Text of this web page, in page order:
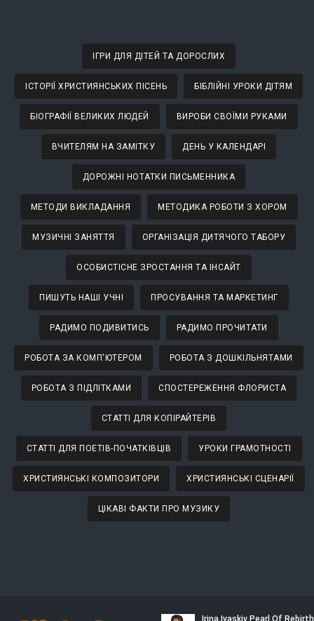
ІГРИ ДЛЯ ДІТЕЙ ТА ДОРОСЛИХ
ІСТОРІЇ ХРИСТИЯНСЬКИХ ПІСЕНЬ БІБЛІЙНІ УРОКИ ДІТЯМ
БІОГРАФІЇ ВЕЛИКИХ ЛЮДЕЙ ВИРОБИ СВОЇМИ РУКАМИ
ВЧИТЕЛЯМ НА ЗАМІТКУ ДЕНЬ У КАЛЕНДАРІ
ДОРОЖНІ НОТАТКИ ПИСЬМЕННИКА
МЕТОДИ ВИКЛАДАННЯ МЕТОДИКА РОБОТИ З ХОРОМ
МУЗИЧНІ ЗАНЯТТЯ ОРГАНІЗАЦІЯ ДИТЯЧОГО ТАБОРУ
ОСОБИСТІСНЕ ЗРОСТАННЯ ТА ІНСАЙТ
ПИШУТЬ НАШІ УЧНІ ПРОСУВАННЯ ТА МАРКЕТИНГ
РАДИМО ПОДИВИТИСЬ РАДИМО ПРОЧИТАТИ
РОБОТА ЗА КОМП'ЮТЕРОМ РОБОТА З ДОШКІЛЬНЯТАМИ
РОБОТА З ПІДЛІТКАМИ СПОСТЕРЕЖЕННЯ ФЛОРИСТА
СТАТТІ ДЛЯ КОПІРАЙТЕРІВ
СТАТТІ ДЛЯ ПОЕТІВ-ПОЧАТКІВЦІВ УРОКИ ГРАМОТНОСТІ
ХРИСТИЯНСЬКІ КОМПОЗИТОРИ ХРИСТИЯНСЬКІ СЦЕНАРІЇ
ЦІКАВІ ФАКТИ ПРО МУЗИКУ